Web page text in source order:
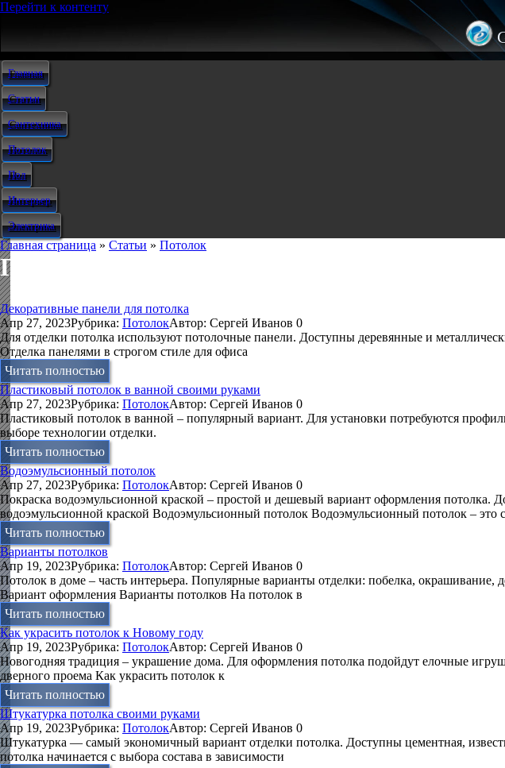
Перейти к контенту
Главная
Статьи
Сантехника
Потолок
Пол
Интерьер
Электрика
Главная страница » Статьи » Потолок
Потолок
Декоративные панели для потолка
Апр 27, 2023Рубрика: ПотолокАвтор: Сергей Иванов 0
Для отделки потолка используют потолочные панели. Доступны деревянные и
Отделка панелями в строгом стиле для офиса
Читать полностью
Пластиковый потолок в ванной своими руками
Апр 27, 2023Рубрика: ПотолокАвтор: Сергей Иванов 0
Пластиковый потолок в ванной – популярный вариант. Для установки потребуются
выборе технологии отделки.
Читать полностью
Водоэмульсионный потолок
Апр 27, 2023Рубрика: ПотолокАвтор: Сергей Иванов 0
Покраска водоэмульсионной краской – простой и дешевый вариант оформления потолка.
водоэмульсионной краской Водоэмульсионный потолок Водоэмульсионный потолок – это
Читать полностью
Варианты потолков
Апр 19, 2023Рубрика: ПотолокАвтор: Сергей Иванов 0
Потолок в доме – часть интерьера. Популярные варианты отделки: побелка,
Вариант оформления Варианты потолков На потолок в
Читать полностью
Как украсить потолок к Новому году
Апр 19, 2023Рубрика: ПотолокАвтор: Сергей Иванов 0
Новогодняя традиция – украшение дома. Для оформления потолка подойдут елочные
дверного проема Как украсить потолок к
Читать полностью
Штукатурка потолка своими руками
Апр 19, 2023Рубрика: ПотолокАвтор: Сергей Иванов 0
Штукатурка — самый экономичный вариант отделки потолка. Доступны цементная,
потолка начинается с выбора состава в зависимости